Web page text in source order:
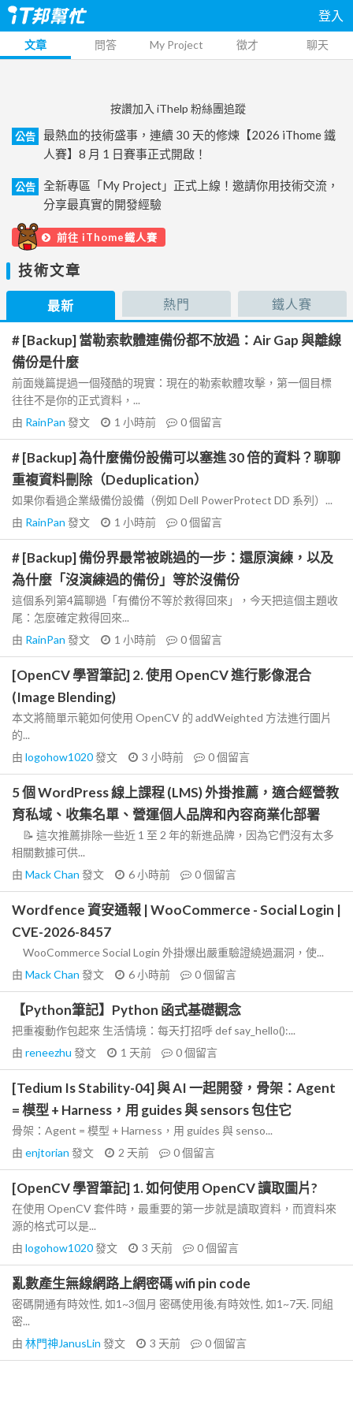
登入
文章 問答 My Project 徵才 聊天
按讚加入 iThelp 粉絲團追蹤
公告
最熱血的技術盛事，連續 30 天的修煉【2026 iThome 鐵
人賽】8 月 1 日賽事正式開啟！
公告
全新專區「My Project」正式上線！邀請你用技術交流，
分享最真實的開發經驗
前往 iThome鐵人賽
技術文章
最新 熱門 鐵人賽
# [Backup] 當勒索軟體連備份都不放過：Air Gap 與離線
備份是什麼
前面幾篇提過一個殘酷的現實：現在的勒索軟體攻擊，第一個目標
往往不是你的正式資料，...
由 RainPan 發文 1 小時前 0個留言
# [Backup] 為什麼備份設備可以塞進 30 倍的資料？聊聊
重複資料刪除（Deduplication）
如果你看過企業級備份設備（例如 Dell PowerProtect DD 系列）...
由 RainPan 發文 1 小時前 0個留言
# [Backup] 備份界最常被跳過的一步：還原演練，以及
為什麼「沒演練過的備份」等於沒備份
這個系列第4篇聊過「有備份不等於救得回來」，今天把這個主題收
尾：怎麼確定救得回來...
由 RainPan 發文 1 小時前 0個留言
[OpenCV 學習筆記] 2. 使用 OpenCV 進行影像混合
(Image Blending)
本文將簡單示範如何使用 OpenCV 的 addWeighted 方法進行圖片
的...
由 logohow1020發文 3 小時前 0個留言
5 個 WordPress 線上課程 (LMS) 外掛推薦，適合經營教
育私域、收集名單、營運個人品牌和內容商業化部署
📝 這次推薦排除一些近 1 至 2 年的新進品牌，因為它們沒有太多
相關數據可供...
由 Mack Chan 發文 6 小時前 0個留言
Wordfence 資安通報 | WooCommerce - Social Login |
CVE-2026-8457
WooCommerce Social Login 外掛爆出嚴重驗證繞過漏洞，使...
由 Mack Chan 發文 6 小時前 0個留言
【Python筆記】Python 函式基礎觀念
把重複動作包起來 生活情境：每天打招呼 def say_hello():...
由 reneezhu 發文 1 天前 0個留言
[Tedium Is Stability-04] 與 AI 一起開發，骨架：Agent
= 模型 + Harness，用 guides 與 sensors 包住它
骨架：Agent = 模型 + Harness，用 guides 與 senso...
由 enjtorian 發文 2 天前 0個留言
[OpenCV 學習筆記] 1. 如何使用 OpenCV 讀取圖片?
在使用 OpenCV 套件時，最重要的第一步就是讀取資料，而資料來
源的格式可以是...
由 logohow1020發文 3 天前 0個留言
亂數產生無線網路上網密碼 wifi pin code
密碼開通有時效性, 如1~3個月 密碼使用後,有時效性, 如1~7天. 同組
密...
由 林門神JanusLin 發文 3 天前 0個留言